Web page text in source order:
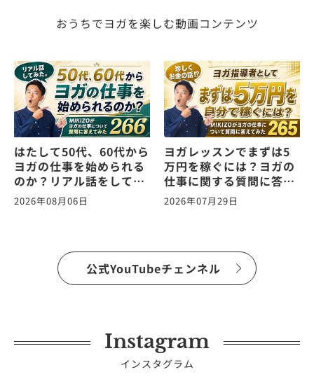
おうちでヨガを楽しむ動画コンテンツ
はたして50代、60代から
ヨガの仕事を始められる
のか？リアル話をしてみ
た。ヨガの仕事に関する
質問に答えます！
2026年08月06日
ヨガレッスンでまずは5
万円を稼ぐには？ヨガの
仕事に関する質問に答え
ます！vol.265
2026年07月29日
公式YouTubeチェンネル
Instagram
インスタグラム